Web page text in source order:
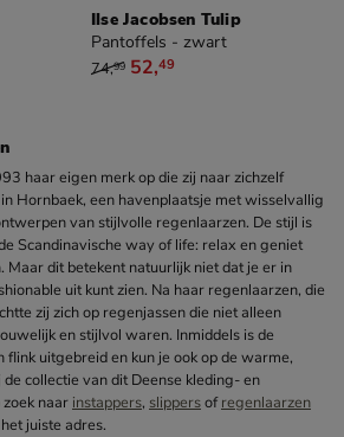
Ilse Jacobsen Tulip
Pantoffels - zwart
van € 74,99 voor € 52,49
74,99 52,49
haar eigen merk op die zij naar zichzelf
Hornbaek, een havenplaatsje met wisselvallig
van stijlvolle regenlaarzen. De stijl is
Scandinavische way of life: relax en geniet
Maar dit betekent natuurlijk niet dat je er in
uit kunt zien. Na haar regenlaarzen, die
zij zich op regenjassen die niet alleen
en stijlvol waren. Inmiddels is de
flink uitgebreid en kun je ook op de warme,
collectie van dit Deense kleding- en
naar instappers, slippersofregenlaarzen
juiste adres.